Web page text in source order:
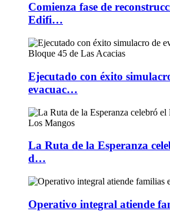
Comienza fase de
Edifi…
Ejecutado con éxito
evacuac…
La Ruta de la Esperanza
d…
Operativo integral atiende